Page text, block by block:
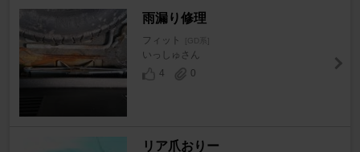
雨漏り修理
フィット [GD系]
いっしゅさん
4
0
リア爪おりー